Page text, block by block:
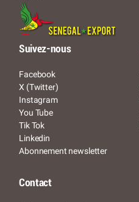
Suivez-nous
Facebook
X (Twitter)
Instagram
You Tube
Tik Tok
Linkedin
Abonnement newsletter
Contact